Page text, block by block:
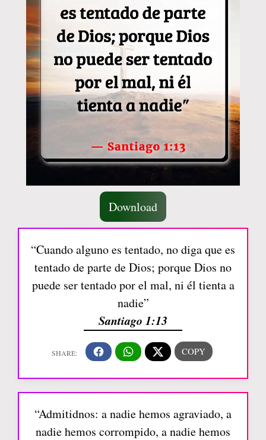
Download
“Cuando alguno es tentado, no diga que es
tentado de parte de Dios; porque Dios no
puede ser tentado por el mal, ni él tienta a
nadie”
Santiago 1:13
“Admitidnos: a nadie hemos agraviado, a
nadie hemos corrompido, a nadie hemos